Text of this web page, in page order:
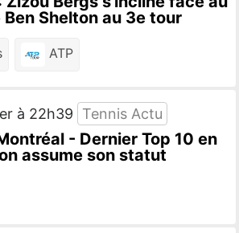
Shelton au 3e tour
ATP
à 22h39 Tennis Actu
- Dernier Top 10 en
assume son statut